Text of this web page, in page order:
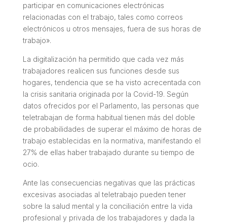
participar en comunicaciones electrónicas
relacionadas con el trabajo, tales como correos
electrónicos u otros mensajes, fuera de sus horas de
trabajo».
La digitalización ha permitido que cada vez más
trabajadores realicen sus funciones desde sus
hogares, tendencia que se ha visto acrecentada con
la crisis sanitaria originada por la Covid-19. Según
datos ofrecidos por el Parlamento, las personas que
teletrabajan de forma habitual tienen más del doble
de probabilidades de superar el máximo de horas de
trabajo establecidas en la normativa, manifestando el
27% de ellas haber trabajado durante su tiempo de
ocio.
Ante las consecuencias negativas que las prácticas
excesivas asociadas al teletrabajo pueden tener
sobre la salud mental y la conciliación entre la vida
profesional y privada de los trabajadores y dada la